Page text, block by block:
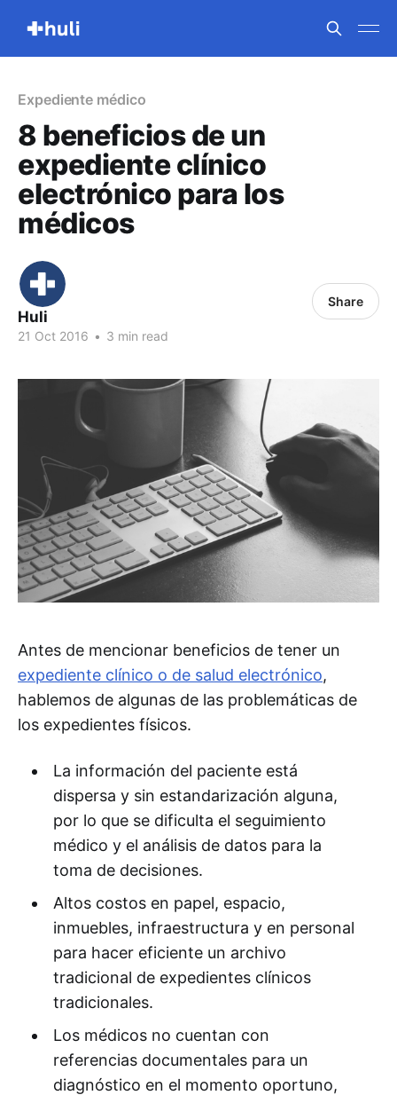
Expediente médico
8 beneficios de un
expediente clínico
electrónico para los
médicos
Huli
21 Oct 2016 • 3 min read
Share
Antes de mencionar beneficios de tener un
expediente clí­nico o de salud electrónico,
hablemos de algunas de las problemáticas de
los expedientes fí­sicos.
La información del paciente está
dispersa y sin estandarización alguna,
por lo que se dificulta el seguimiento
médico y el análisis de datos para la
toma de decisiones.
Altos costos en papel, espacio,
inmuebles, infraestructura y en personal
para hacer eficiente un archivo
tradicional de expedientes clí­nicos
tradicionales.
Los médicos no cuentan con
referencias documentales para un
diagnóstico en el momento oportuno,